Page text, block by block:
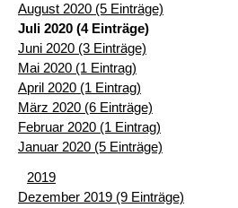
August 2020 (5 Einträge)
Juli 2020 (4 Einträge)
Juni 2020 (3 Einträge)
Mai 2020 (1 Eintrag)
April 2020 (1 Eintrag)
März 2020 (6 Einträge)
Februar 2020 (1 Eintrag)
Januar 2020 (5 Einträge)
2019
Dezember 2019 (9 Einträge)